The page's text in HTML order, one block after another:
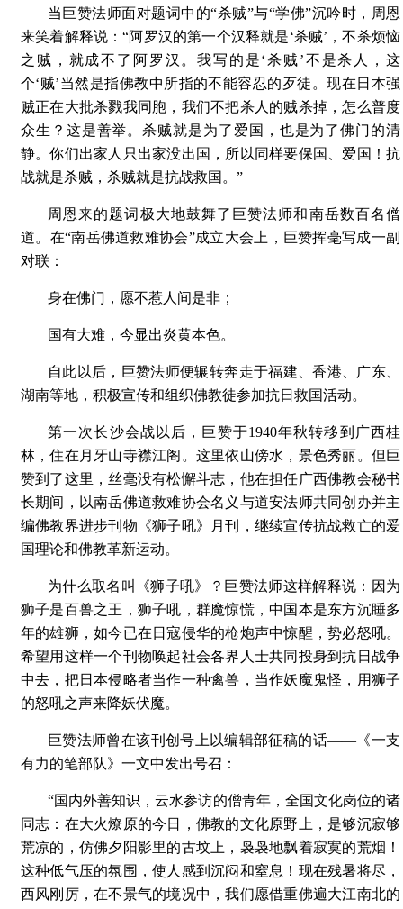
当巨赞法师面对题词中的“杀贼”与“学佛”沉吟时，周恩
来笑着解释说：“阿罗汉的第一个汉释就是‘杀贼’，不杀烦恼
之贼，就成不了阿罗汉。我写的是‘杀贼’不是杀人，这
个‘贼’当然是指佛教中所指的不能容忍的歹徒。现在日本强
贼正在大批杀戮我同胞，我们不把杀人的贼杀掉，怎么普度
众生？这是善举。杀贼就是为了爱国，也是为了佛门的清
静。你们出家人只出家没出国，所以同样要保国、爱国！抗
战就是杀贼，杀贼就是抗战救国。”
周恩来的题词极大地鼓舞了巨赞法师和南岳数百名僧
道。在“南岳佛道救难协会”成立大会上，巨赞挥毫写成一副
对联：
身在佛门，愿不惹人间是非；
国有大难，今显出炎黄本色。
自此以后，巨赞法师便辗转奔走于福建、香港、广东、
湖南等地，积极宣传和组织佛教徒参加抗日救国活动。
第一次长沙会战以后，巨赞于1940年秋转移到广西桂
林，住在月牙山寺襟江阁。这里依山傍水，景色秀丽。但巨
赞到了这里，丝毫没有松懈斗志，他在担任广西佛教会秘书
长期间，以南岳佛道救难协会名义与道安法师共同创办并主
编佛教界进步刊物《狮子吼》月刊，继续宣传抗战救亡的爱
国理论和佛教革新运动。
为什么取名叫《狮子吼》？巨赞法师这样解释说：因为
狮子是百兽之王，狮子吼，群魔惊慌，中国本是东方沉睡多
年的雄狮，如今已在日寇侵华的枪炮声中惊醒，势必怒吼。
希望用这样一个刊物唤起社会各界人士共同投身到抗日战争
中去，把日本侵略者当作一种禽兽，当作妖魔鬼怪，用狮子
的怒吼之声来降妖伏魔。
巨赞法师曾在该刊创号上以编辑部征稿的话——《一支
有力的笔部队》一文中发出号召：
“国内外善知识，云水参访的僧青年，全国文化岗位的诸
同志：在大火燎原的今日，佛教的文化原野上，是够沉寂够
荒凉的，仿佛夕阳影里的古坟上，袅袅地飘着寂寞的荒烟！
这种低气压的氛围，使人感到沉闷和窒息！现在残暑将尽，
西风刚厉，在不景气的境况中，我们愿借重佛遍大江南北的